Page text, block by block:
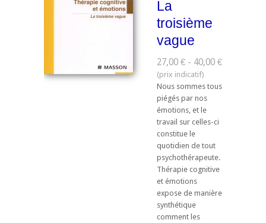
La
troisième
vague
27,00 € - 40,00 €
Nous sommes tous
piégés par nos
émotions, et le
travail sur celles-ci
constitue le
quotidien de tout
psychothérapeute.
Thérapie cognitive
et émotions
expose de manière
synthétique
comment les